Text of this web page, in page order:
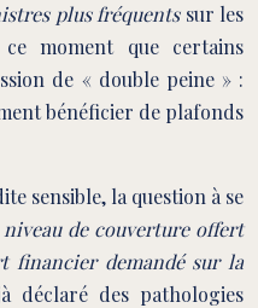
plus fréquentssur les
ce moment que certains
de « double peine » :
bénéficier de plafonds
sensible, la question à se
niveau de couverture offert
financier demandé sur la
des pathologies